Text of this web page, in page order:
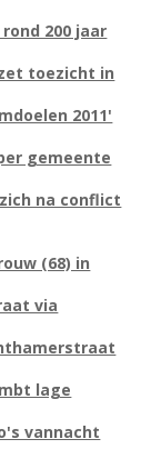
200 jaar
toezicht in
2011'
gemeente
na conflict
(68) in
via
lage
vannacht